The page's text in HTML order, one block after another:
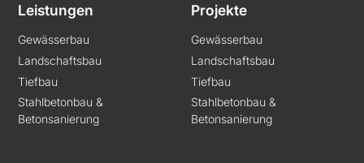
Leistungen
Gewässerbau
Landschaftsbau
Tiefbau
Stahlbetonbau &
Betonsanierung
Projekte
Gewässerbau
Landschaftsbau
Tiefbau
Stahlbetonbau &
Betonsanierung